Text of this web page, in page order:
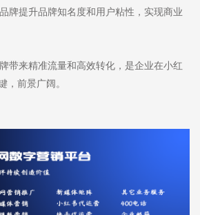
牌提升品牌知名度和用户粘性，实现商业
带来精准流量和高效转化，是企业在小红
，前景广阔。